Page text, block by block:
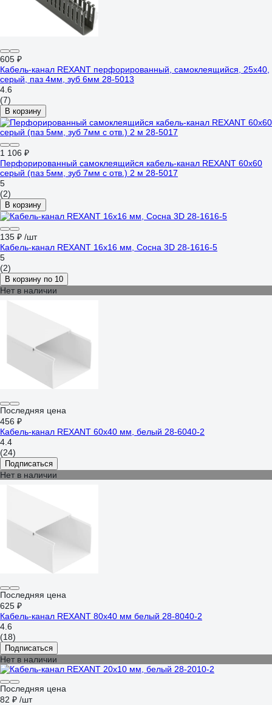
605 ₽
Кабель-канал REXANT перфорированный, самоклеящийся, 25x40,
серый, паз 4мм, зуб 6мм 28-5013
4.6
(7)
В корзину
1 106 ₽
Перфорированный самоклеящийся кабель-канал REXANT 60x60
серый (паз 5мм, зуб 7мм с отв.) 2 м 28-5017
5
(2)
В корзину
135 ₽ /шт
Кабель-канал REXANT 16x16 мм, Сосна 3D 28-1616-5
5
(2)
В корзину по 10
Нет в наличии
Последняя цена
456 ₽
Кaбель-канал REXANT 60x40 мм, белый 28-6040-2
4.4
(24)
Подписаться
Нет в наличии
Последняя цена
625 ₽
Кабель-канал REXANT 80x40 мм белый 28-8040-2
4.6
(18)
Подписаться
Нет в наличии
Последняя цена
82 ₽ /шт